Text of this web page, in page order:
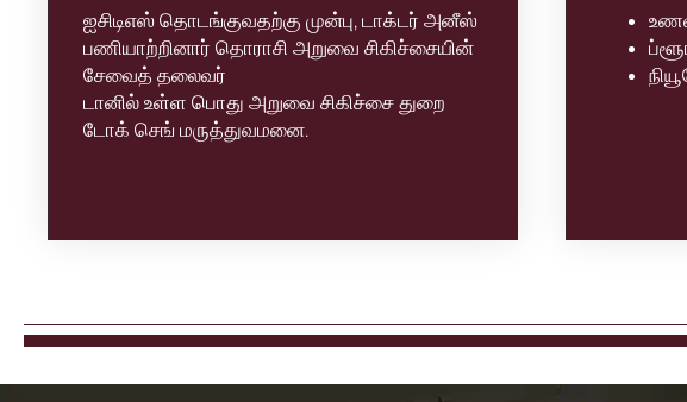
ஐசிடிஎஸ் தொடங்குவதற்கு முன்பு, டாக்டர் அனீஸ்
பணியாற்றினார் தொராசி அறுவை சிகிச்சையின்
சேவைத் தலைவர்
டானில் உள்ள பொது அறுவை சிகிச்சை துறை
டோக் செங் மருத்துவமனை.